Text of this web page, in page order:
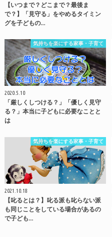
【いつまで？どこまで？最後ま
で？】「見守る」をやめるタイミン
グを子どもの…
気持ちを楽にする家事・子育て
2020.5.10
「厳しくしつける？」「優しく見守
る？」本当に子どもに必要なことと
は
気持ちを楽にする家事・子育て
2021.10.18
【叱るとは？】叱る派も叱らない派
も同じことをしている場合があるの
で子ども…